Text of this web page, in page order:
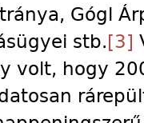
Gógl
stb.[3]
volt, hogy